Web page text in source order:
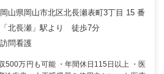
岡山県岡山市北区北長瀬表町3丁目 15 番
「北長瀬」駅より 徒歩7分
訪問看護
500万円も可能 ・年間休日115日以上 ・医